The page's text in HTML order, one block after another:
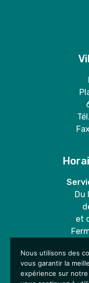
Du
et
Nous utilisons des
vous garantir la
expérience sur